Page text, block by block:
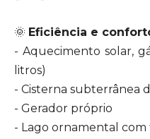
🌞 Eficiência e
- Aquecimento solar,
litros)
- Cisterna subterrânea
- Gerador próprio
- Lago ornamental